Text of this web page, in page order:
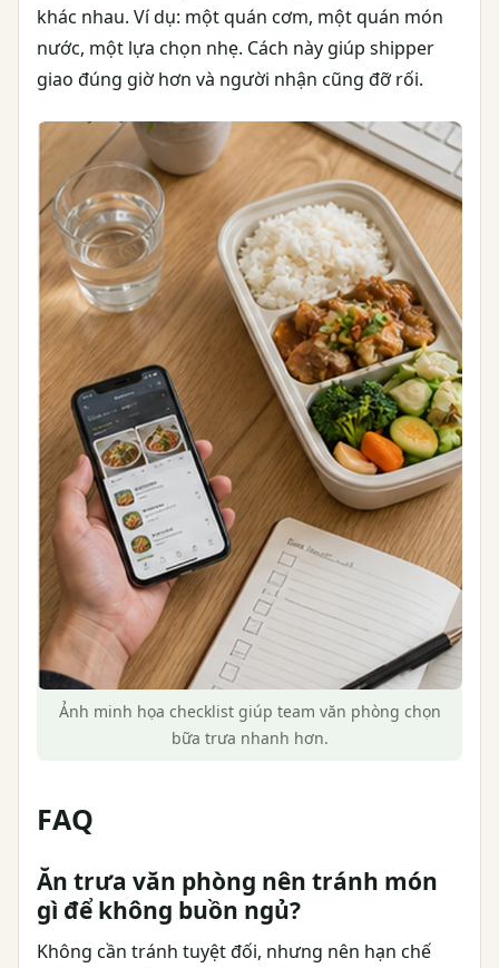
khác nhau. Ví dụ: một quán cơm, một quán món
nước, một lựa chọn nhẹ. Cách này giúp shipper
giao đúng giờ hơn và người nhận cũng đỡ rối.
Ảnh minh họa checklist giúp team văn phòng chọn
bữa trưa nhanh hơn.
FAQ
Ăn trưa văn phòng nên tránh món
gì để không buồn ngủ?
Không cần tránh tuyệt đối, nhưng nên hạn chế